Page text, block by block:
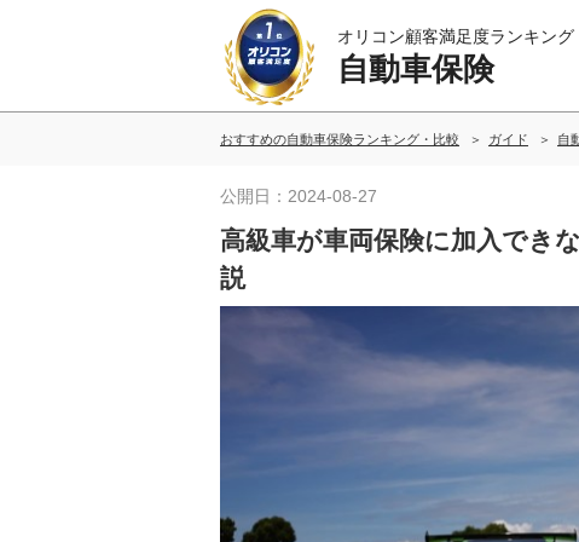
オリコン顧客満足度ランキング
自動車保険
おすすめの自動車保険ランキング・比較 ガイド 自
公開日：2024-08-27
高級車が車両保険に加入でき
説